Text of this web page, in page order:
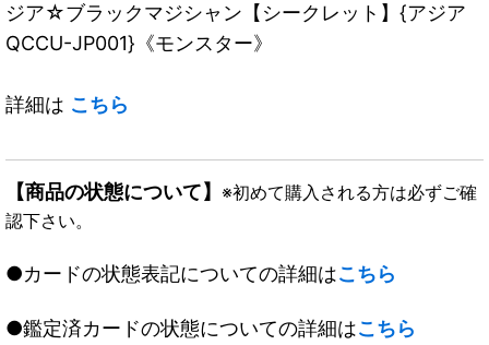
ジア☆ブラックマジシャン【シークレット】{アジア
QCCU-JP001}《モンスター》
詳細は こちら
【商品の状態について】 ※初めて購入される方は必ずご確
認下さい。
●カードの状態表記についての詳細はこちら
●鑑定済カードの状態についての詳細はこちら